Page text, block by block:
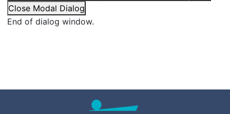
Close Modal Dialog
End of dialog window.